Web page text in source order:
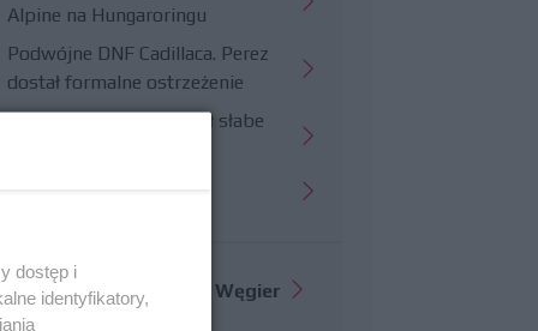
Alpine na Hungaroringu
Podwójne DNF Cadillaca. Perez
dostał formalne ostrzeżenie
Hungaroring potwierdził słabe
Więcej informacji o GP Węgier
dostęp i
identyfikatory,